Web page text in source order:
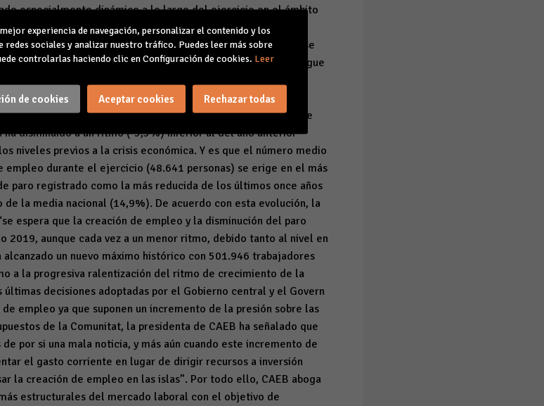
especialmente dinámico a lo largo del ejercicio en el ámbito
a un mayor ritmo que en los servicios (3%) y la
a la fase de recuperación más primaria en la que todavía se
de empleo se consolida en la contratación indefinida que sigue
contratos temporales se reducen un -10%, mientras que los
de diciembre del año anterior. Al mismo tiempo, el
su traslación sobre la evolución del desempleo. Prueba de
disminuido a un ritmo (-5,5%) inferior al del año anterior
niveles previos a la crisis económica. Y es que el número medio
empleo durante el ejercicio (48.641 personas) se erige en el más
paro registrado como la más reducida de los últimos once años
la media nacional (14,9%). De acuerdo con esta evolución, la
espera que la creación de empleo y la disminución del paro
aunque cada vez a un menor ritmo, debido tanto al nivel en
un nuevo máximo histórico con 501.946 trabajadores
a la progresiva ralentización del ritmo de crecimiento de la
últimas decisiones adoptadas por el Gobierno central y el Govern
empleo ya que suponen un incremento de la presión sobre las
de la Comunitat, la presidenta de CAEB ha señalado que
por si una mala noticia, y más aún cuando este incremento de
el gasto corriente en lugar de dirigir recursos a inversión
la creación de empleo en las islas”. Por todo ello, CAEB aboga
estructurales del mercado laboral con el objetivo de
experiencia de navegación, personalizar el contenido y los
sociales y analizar nuestro tráfico. Puedes leer más sobre
controlarlas haciendo clic en Configuración de cookies. Leer
de cookies Aceptar cookies Rechazar todas